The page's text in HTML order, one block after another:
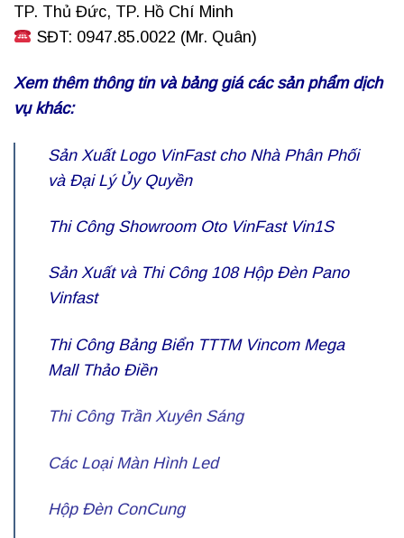
TP. Thủ Đức, TP. Hồ Chí Minh
SĐT: 0947.85.0022 (Mr. Quân)
Xem thêm thông tin và bảng giá các sản phẩm dịch
vụ khác:
Sản Xuất Logo VinFastcho Nhà Phân Phối
và Đại Lý Ủy Quyền
Thi Công Showroom Oto VinFast Vin1S
Sản Xuất và Thi Công 108 Hộp Đèn Pano
Vinfast
Thi Công Bảng Biển TTTM Vincom Mega
Mall Thảo Điền
Thi Công Trần Xuyên Sáng
Các Loại Màn Hình Led
Hộp Đèn ConCung